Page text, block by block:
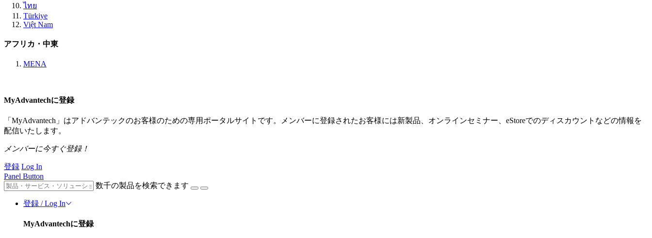
ไทย
Türkiye
Việt Nam
アフリカ・中東
MENA
MyAdvantechに登録
「MyAdvantech」はアドバンテックのお客様のための専用ポータルサイトです。メンバーに登録されたお客様には新製品、オンラインセミナー、eStoreでのディスカウントなどの情報を
配信いたします。
メンバーに今すぐ登録！
登録 Log In
Panel Button
数千の製品を検索できます
登録 / Log In
MyAdvantechに登録